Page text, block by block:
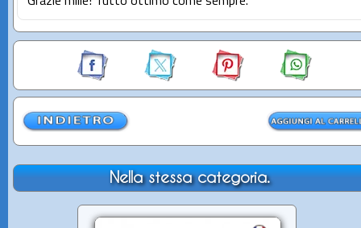
Nella stessa categoria.